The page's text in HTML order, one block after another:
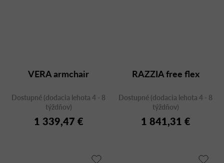
VERA armchair
Dostupné (dodacia lehota 4 - 8
týždňov)
1 339,47 €
RAZZIA free flex
Dostupné (dodacia lehota 4 - 8
týždňov)
1 841,31 €